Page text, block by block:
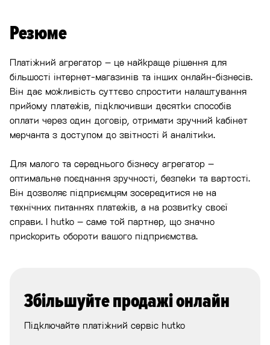
Резюме
Платіжний агрегатор – це найкраще рішення для
більшості інтернет-магазинів та інших онлайн-бізнесів.
Він дає можливість суттєво спростити налаштування
прийому платежів, підключивши десятки способів
оплати через один договір, отримати зручний кабінет
мерчанта з доступом до звітності й аналітики.
Для малого та середнього бізнесу агрегатор –
оптимальне поєднання зручності, безпеки та вартості.
Він дозволяє підприємцям зосередитися не на
технічних питаннях платежів, а на розвитку своєї
справи. І hutko – саме той партнер, що значно
прискорить обороти вашого підприємства.
Збільшуйте продажі онлайн
Підключайте платіжний сервіс hutko